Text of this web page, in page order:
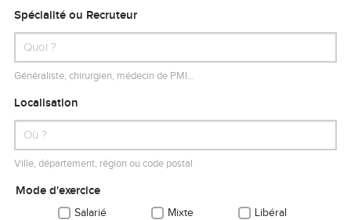
Spécialité ou Recruteur
Généraliste, chirurgien, médecin de PMI…
Localisation
Ville, département, région ou code postal
Mode d'exercice
Salarié Mixte Libéral